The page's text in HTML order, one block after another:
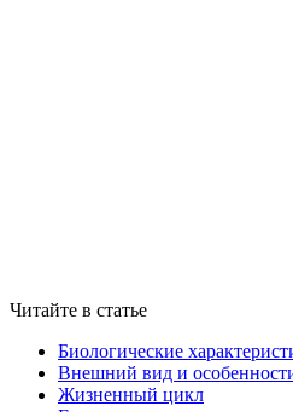
Читайте в статье
Биологические
Внешний вид и
Жизненный цикл